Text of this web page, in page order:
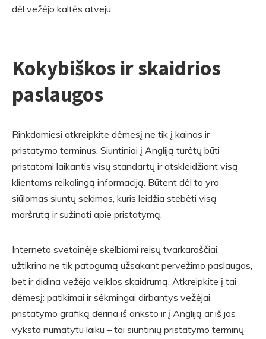
dėl vežėjo kaltės atveju.
Kokybiškos ir skaidrios
paslaugos
Rinkdamiesi atkreipkite dėmesį ne tik į kainas ir
pristatymo terminus. Siuntiniai į Angliją turėtų būti
pristatomi laikantis visų standartų ir atskleidžiant visą
klientams reikalingą informaciją. Būtent dėl to yra
siūlomas siuntų sekimas, kuris leidžia stebėti visą
maršrutą ir sužinoti apie pristatymą.
Interneto svetainėje skelbiami reisų tvarkaraščiai
užtikrina ne tik patogumą užsakant pervežimo paslaugas,
bet ir didina vežėjo veiklos skaidrumą. Atkreipkite į tai
dėmesį: patikimai ir sėkmingai dirbantys vežėjai
pristatymo grafiką derina iš anksto ir į Angliją ar iš jos
vyksta numatytu laiku – tai siuntinių pristatymo terminų